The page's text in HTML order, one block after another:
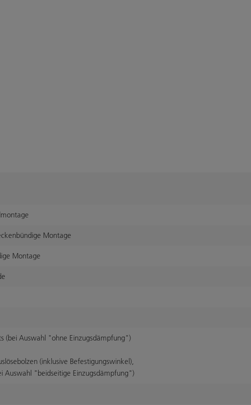
Montage
Montage
(bei Auswahl "ohne Einzugsdämpfung")
(inklusive Befestigungswinkel),
Auswahl "beidseitige Einzugsdämpfung")